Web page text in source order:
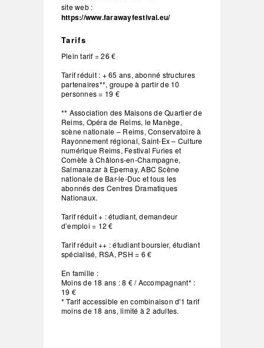
site web :
https://www.farawayfestival.eu/
Tarifs
Plein tarif = 26 €
Tarif réduit : + 65 ans, abonné structures
partenaires**, groupe à partir de 10
personnes = 19 €
** Association des Maisons de Quartier de
Reims, Opéra de Reims, le Manège,
scène nationale – Reims, Conservatoire à
Rayonnement régional, Saint-Ex – Culture
numérique Reims, Festival Furies et
Comète à Châlons-en-Champagne,
Salmanazar à Epernay, ABC Scène
nationale de Bar-le-Duc et tous les
abonnés des Centres Dramatiques
Nationaux.
Tarif réduit + : étudiant, demandeur
d’emploi = 12 €
Tarif réduit ++ : étudiant boursier, étudiant
spécialisé, RSA, PSH = 6 €
En famille :
Moins de 18 ans : 8 € / Accompagnant* :
19 €
* Tarif accessible en combinaison d'1 tarif
moins de 18 ans, limité à 2 adultes.